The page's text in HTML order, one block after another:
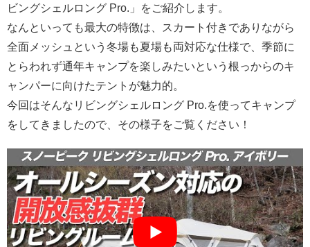
ビングシェルロング Pro.」をご紹介します。
なんといっても最大の特徴は、スカート付きでありながら
全面メッシュという冬場も夏場も両対応な仕様で、季節に
とらわれず通年キャンプを楽しみたいという根っからのキ
ャンパーに向けたテントが魅力的。
今回はそんなリビングシェルロング Pro.を使ってキャンプ
をしてきましたので、その様子をご覧ください！